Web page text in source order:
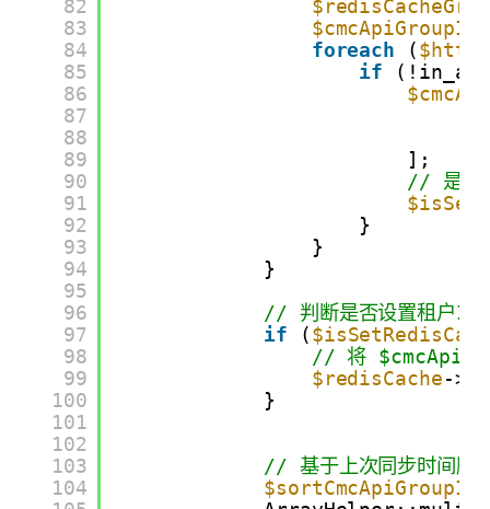
82
83
84
85
86
87
88
89
90
91
92
93
94
95
96
97
98
99
100
101
102
103
104
$cmcApiGroupIds
foreach
(
if
];
// 是否
}
}
}
// 判断是否设置租户ID
if
(
// 将
$redisCache-
}
// 基于上次同步时间顺
$sortCmcApiGroupIds